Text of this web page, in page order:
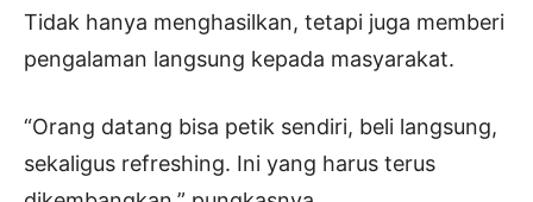
Tidak hanya menghasilkan, tetapi juga memberi
pengalaman langsung kepada masyarakat.
“Orang datang bisa petik sendiri, beli langsung,
sekaligus refreshing. Ini yang harus terus